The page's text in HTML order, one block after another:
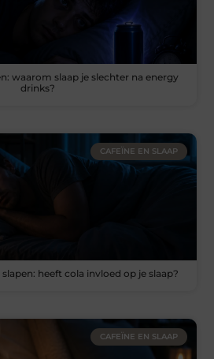
waarom slaap je slechter na energy
drinks?
CAFEÏNE EN SLAAP
heeft cola invloed op je slaap?
CAFEÏNE EN SLAAP